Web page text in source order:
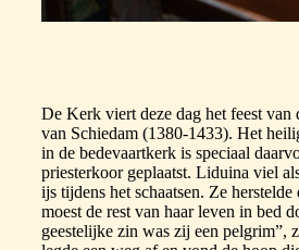
De Kerk viert deze dag het feest van
van Schiedam (1380-1433). Het
in de bedevaartkerk is speciaal
priesterkoor geplaatst. Liduina viel
ijs tijdens het schaatsen. Ze herstelde
moest de rest van haar leven in bed
geestelijke zin was zij een pelgrim”,